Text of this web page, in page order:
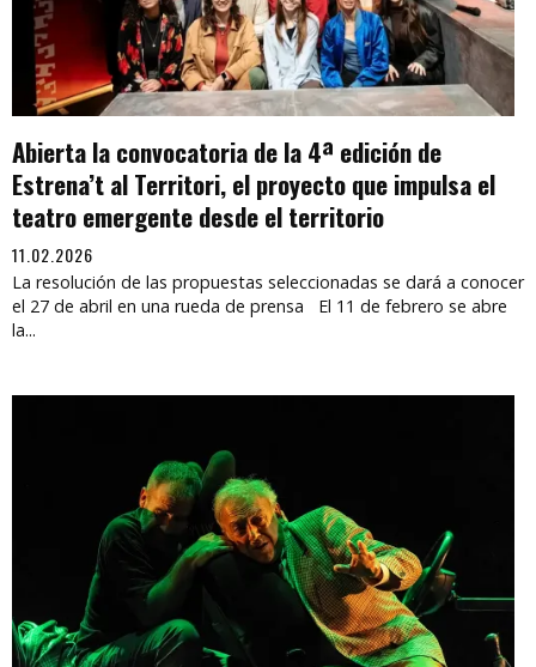
Abierta la convocatoria de la 4ª edición de
Estrena’t al Territori, el proyecto que impulsa el
teatro emergente desde el territorio
11.02.2026
La resolución de las propuestas seleccionadas se dará a conocer
el 27 de abril en una rueda de prensa El 11 de febrero se abre
la...